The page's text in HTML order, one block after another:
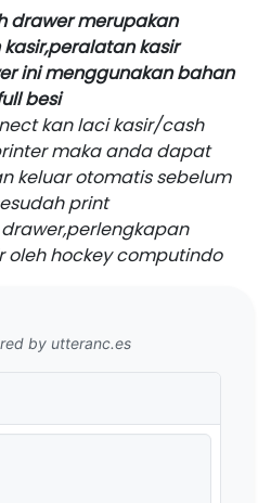
drawer merupakan
kasir
ini menggunakan bahan
besi
kan laci kasir/cash
maka anda dapat
keluar otomatis sebelum
print
oleh hockey computindo